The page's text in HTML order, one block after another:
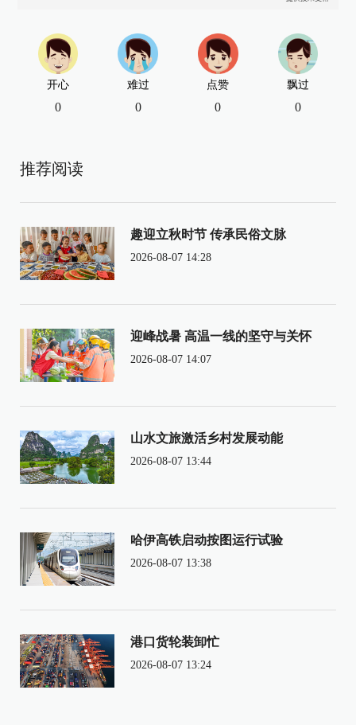
开心
0
难过
0
点赞
0
飘过
0
推荐阅读
趣迎立秋时节 传承民俗文脉
2026-08-07 14:28
迎峰战暑 高温一线的坚守与关怀
2026-08-07 14:07
山水文旅激活乡村发展动能
2026-08-07 13:44
哈伊高铁启动按图运行试验
2026-08-07 13:38
港口货轮装卸忙
2026-08-07 13:24